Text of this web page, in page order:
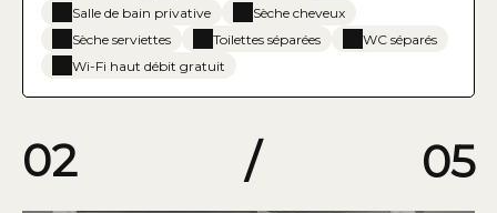
Salle de bain privative
Sèche cheveux
Sèche serviettes
Toilettes séparées
WC séparés
Wi-Fi haut débit gratuit
02 / 05